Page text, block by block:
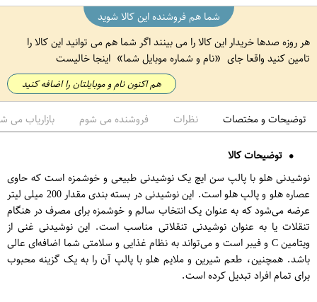
شما هم فروشنده این کالا شوید
هر روزه صدها خریدار این کالا را می بینند اگر شما هم می توانید این کالا را
تامین کنید واقعا جای
نام و شماره موبایل شما اینجا خالیست
هم اکنون نام و موبایلتان را اضافه کنید
توضیحات و مختصات نظرات فروشنده می شوم بازاریاب می
توضیحات کالا
نوشیدنی هلو با پالپ سن ایچ یک نوشیدنی طبیعی و خوشمزه است که حاوی
عصاره هلو و پالپ هلو است. این نوشیدنی در بسته بندی مقدار 200 میلی لیتر
عرضه می‌شود که به عنوان یک انتخاب سالم و خوشمزه برای مصرف در هنگام
تنقلات یا به عنوان نوشیدنی تنقلاتی مناسب است. این نوشیدنی غنی از
ویتامین C و فیبر است و می‌تواند به نظام غذایی و سلامتی شما اضافه‌ای عالی
باشد. همچنین، طعم شیرین و ملایم هلو با پالپ آن را به یک گزینه محبوب
برای تمام افراد تبدیل کرده است.